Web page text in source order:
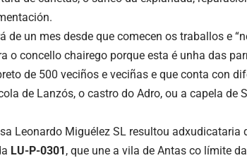
de un mes desde que comecen os traballos e
o concello chairego porque esta é unha das
de 500 veciños e veciñas e que conta con
de Lanzós, o castro do Adro, ou a capela de
Leonardo Miguélez SL resultou adxudicataria
LU-P-0301, que une a vila de Antas co límite